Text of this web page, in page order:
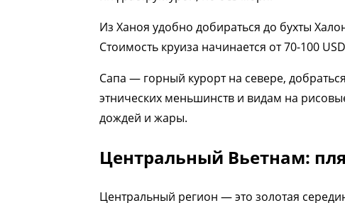
Из Ханоя удобно добираться до бухты
Стоимость круиза начинается от 70-100
Сапа — горный курорт на севере,
этнических меньшинств и видам на
дождей и жары.
Центральный Вьетнам:
Центральный регион — это золотая